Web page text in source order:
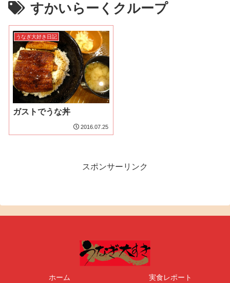
すかいらーくクループ
うなぎ大好き日記
ガストでうな丼
2016.07.25
スポンサーリンク
ホーム 実食レポート